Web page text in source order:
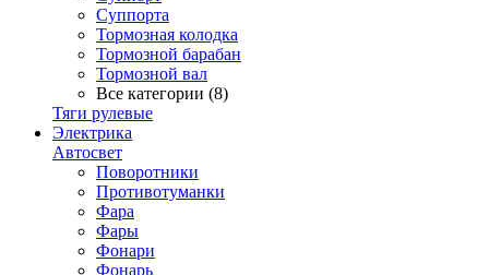
Суппорта
Тормозная колодка
Тормозной барабан
Тормозной вал
Все категории (8)
Тяги рулевые
Электрика
Автосвет
Поворотники
Противотуманки
Фара
Фары
Фонари
Фонарь